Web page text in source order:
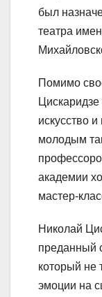
был
театра
Помимо
искусство
молодым
академии
мастер-
Николай
преданный
который не
эмоции на